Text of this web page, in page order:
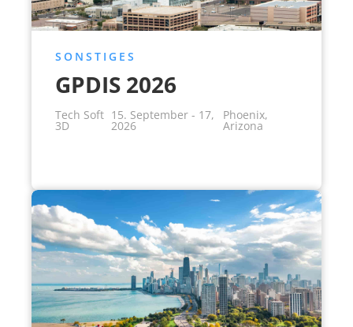
SONSTIGES
GPDIS 2026
Tech Soft
3D
15. September - 17,
2026
Phoenix,
Arizona